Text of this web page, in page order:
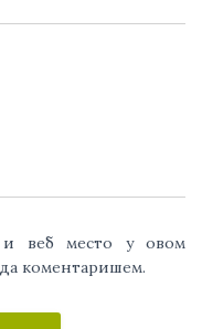
и веб место у овом
коментаришем.